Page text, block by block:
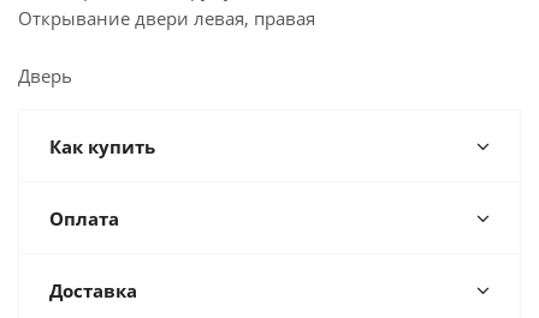
Открывание двери левая, правая
Дверь
Как купить
Оплата
Доставка